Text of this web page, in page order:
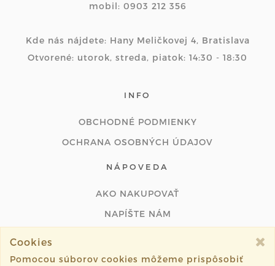
mobil: 0903 212 356
Kde nás nájdete: Hany Meličkovej 4, Bratislava
Otvorené: utorok, streda, piatok: 14:30 - 18:30
INFO
OBCHODNÉ PODMIENKY
OCHRANA OSOBNÝCH ÚDAJOV
NÁPOVEDA
AKO NAKUPOVAŤ
NAPÍŠTE NÁM
Cookies
Pomocou súborov cookies môžeme prispôsobiť